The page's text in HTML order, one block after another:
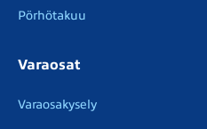
Pörhötakuu
Varaosat
Varaosakysely